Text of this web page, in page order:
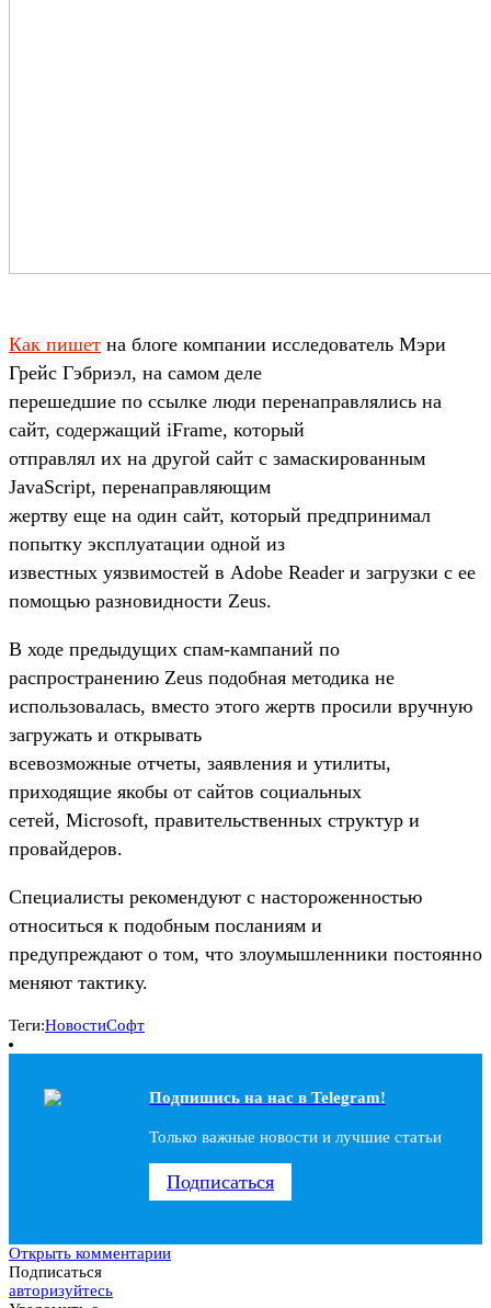
Как пишет на блоге компании исследователь Мэри
Грейс Гэбриэл, на самом деле
перешедшие по ссылке люди перенаправлялись на
сайт, содержащий iFrame, который
отправлял их на другой сайт с замаскированным
JavaScript, перенаправляющим
жертву еще на один сайт, который предпринимал
попытку эксплуатации одной из
известных уязвимостей в Adobe Reader и загрузки с ее
помощью разновидности Zeus.
В ходе предыдущих спам-кампаний по
распространению Zeus подобная методика не
использовалась, вместо этого жертв просили вручную
загружать и открывать
всевозможные отчеты, заявления и утилиты,
приходящие якобы от сайтов социальных
сетей, Microsoft, правительственных структур и
провайдеров.
Специалисты рекомендуют с настороженностью
относиться к подобным посланиям и
предупреждают о том, что злоумышленники постоянно
меняют тактику.
Теги:НовостиСофт
Подпишись на наc в Telegram!
Только важные новости и лучшие статьи
Подписаться
Открыть комментарии
Подписаться
авторизуйтесь